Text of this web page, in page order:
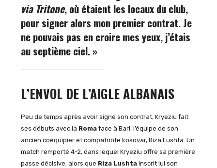
via Tritone, où étaient les locaux du club,
pour signer alors mon premier contrat. Je
ne pouvais pas en croire mes yeux, j’étais
au septième ciel. »
L’ENVOL DE L’AIGLE ALBANAIS
Peu de temps après avoir signé son contrat, Kryeziu fait
ses débuts avec la Roma face à Bari, l’équipe de son
ancien coéquipier et compatriote kosovar, Riza Lushta. Un
match remporté 4-2, dans lequel Kryeziu offre sa première
passe décisive, alors que Riza Lushtainscrit lui son